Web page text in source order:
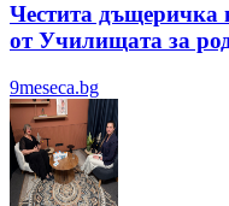
Честита дъщеричка
от Училищата за
9meseca.bg